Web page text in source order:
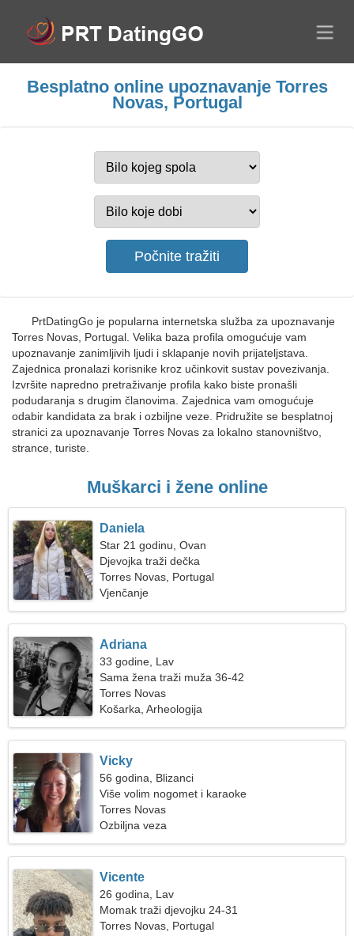
Besplatno online upoznavanje Torres
Novas, Portugal
PrtDatingGo je popularna internetska služba za upoznavanje
Torres Novas, Portugal. Velika baza profila omogućuje vam
upoznavanje zanimljivih ljudi i sklapanje novih prijateljstava.
Zajednica pronalazi korisnike kroz učinkovit sustav povezivanja.
Izvršite napredno pretraživanje profila kako biste pronašli
podudaranja s drugim članovima. Zajednica vam omogućuje
odabir kandidata za brak i ozbiljne veze. Pridružite se besplatnoj
stranici za upoznavanje Torres Novas za lokalno stanovništvo,
strance, turiste.
Muškarci i žene online
Daniela
Star 21 godinu, Ovan
Djevojka traži dečka
Torres Novas, Portugal
Vjenčanje
Adriana
33 godine, Lav
Sama žena traži muža 36-42
Torres Novas
Košarka, Arheologija
Vicky
56 godina, Blizanci
Više volim nogomet i karaoke
Torres Novas
Ozbiljna veza
Vicente
26 godina, Lav
Momak traži djevojku 24-31
Torres Novas, Portugal